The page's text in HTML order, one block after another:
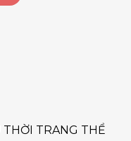
TRANG THỂ